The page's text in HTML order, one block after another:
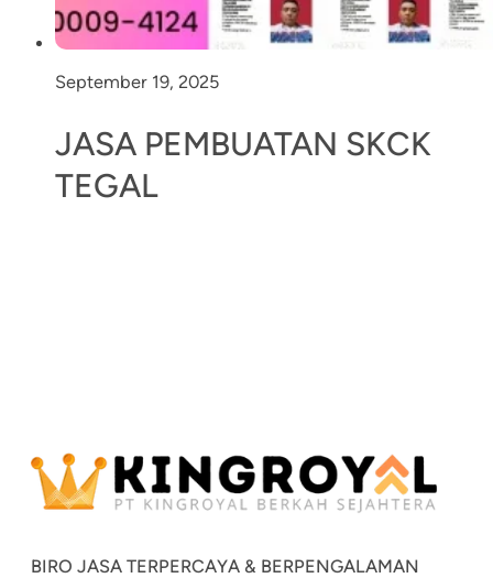
September 19, 2025
JASA PEMBUATAN SKCK
TEGAL
BIRO JASA TERPERCAYA & BERPENGALAMAN